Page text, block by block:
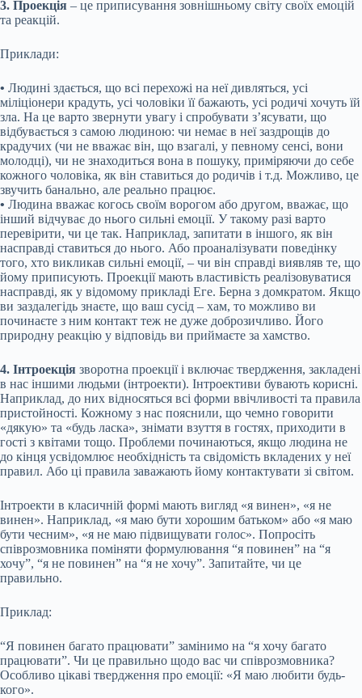
3. Проекція – це приписування зовнішньому світу своїх емоцій
та реакцій.
Приклади:
• Людині здається, що всі перехожі на неї дивляться, усі
міліціонери крадуть, усі чоловіки її бажають, усі родичі хочуть їй
зла. На це варто звернути увагу і спробувати з’ясувати, що
відбувається з самою людиною: чи немає в неї заздрощів до
крадучих (чи не вважає він, що взагалі, у певному сенсі, вони
молодці), чи не знаходиться вона в пошуку, приміряючи до себе
кожного чоловіка, як він ставиться до родичів і т.д. Можливо, це
звучить банально, але реально працює.
• Людина вважає когось своїм ворогом або другом, вважає, що
інший відчуває до нього сильні емоції. У такому разі варто
перевірити, чи це так. Наприклад, запитати в іншого, як він
насправді ставиться до нього. Або проаналізувати поведінку
того, хто викликав сильні емоції, – чи він справді виявляв те, що
йому приписують. Проекції мають властивість реалізовуватися
насправді, як у відомому прикладі Еге. Берна з домкратом. Якщо
ви заздалегідь знаєте, що ваш сусід – хам, то можливо ви
починаєте з ним контакт теж не дуже доброзичливо. Його
природну реакцію у відповідь ви приймаєте за хамство.
4. Інтроекція зворотна проекції і включає твердження, закладені
в нас іншими людьми (інтроекти). Інтроективи бувають корисні.
Наприклад, до них відносяться всі форми ввічливості та правила
пристойності. Кожному з нас пояснили, що чемно говорити
«дякую» та «будь ласка», знімати взуття в гостях, приходити в
гості з квітами тощо. Проблеми починаються, якщо людина не
до кінця усвідомлює необхідність та свідомість вкладених у неї
правил. Або ці правила заважають йому контактувати зі світом.
Інтроекти в класичній формі мають вигляд «я винен», «я не
винен». Наприклад, «я маю бути хорошим батьком» або «я маю
бути чесним», «я не маю підвищувати голос». Попросіть
співрозмовника поміняти формулювання “я повинен” на “я
хочу”, “я не повинен” на “я не хочу”. Запитайте, чи це
правильно.
Приклад:
“Я повинен багато працювати” замінимо на “я хочу багато
працювати”. Чи це правильно щодо вас чи співрозмовника?
Особливо цікаві твердження про емоції: «Я маю любити будь-
кого».